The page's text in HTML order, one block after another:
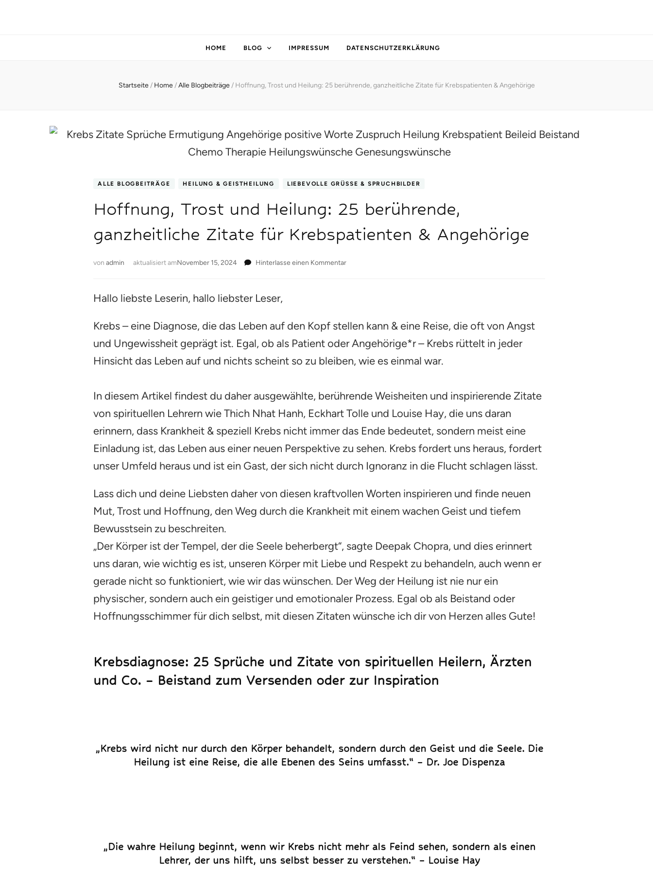
HOME BLOG IMPRESSUM DATENSCHUTZERKLÄRUNG
Startseite / Home/ Alle Blogbeiträge/ Hoffnung, Trost und Heilung: 25 berührende, ganzheitliche Zitate für Krebspatienten & Angehörige
ALLE BLOGBEITRÄGE HEILUNG & GEISTHEILUNG LIEBEVOLLE GRÜSSE & SPRUCHBILDER
Hoffnung, Trost und Heilung: 25 berührende,
ganzheitliche Zitate für Krebspatienten & Angehörige
von admin aktualisiert amNovember 15, 2024 Hinterlasse einen Kommentarzu
berührende,
Zitate
Krebspatienten
Hallo liebste Leserin, hallo liebster Leser,
Krebs – eine Diagnose, die das Leben auf den Kopf stellen kann & eine Reise, die oft von Angst
und Ungewissheit geprägt ist. Egal, ob als Patient oder Angehörige*r – Krebs rüttelt in jeder
Hinsicht das Leben auf und nichts scheint so zu bleiben, wie es einmal war.
In diesem Artikel findest du daher ausgewählte, berührende Weisheiten und inspirierende Zitate
von spirituellen Lehrern wie Thich Nhat Hanh, Eckhart Tolle und Louise Hay, die uns daran
erinnern, dass Krankheit & speziell Krebs nicht immer das Ende bedeutet, sondern meist eine
Einladung ist, das Leben aus einer neuen Perspektive zu sehen. Krebs fordert uns heraus, fordert
unser Umfeld heraus und ist ein Gast, der sich nicht durch Ignoranz in die Flucht schlagen lässt.
Lass dich und deine Liebsten daher von diesen kraftvollen Worten inspirieren und finde neuen
Mut, Trost und Hoffnung, den Weg durch die Krankheit mit einem wachen Geist und tiefem
Bewusstsein zu beschreiten.
„Der Körper ist der Tempel, der die Seele beherbergt“, sagte Deepak Chopra, und dies erinnert
uns daran, wie wichtig es ist, unseren Körper mit Liebe und Respekt zu behandeln, auch wenn er
gerade nicht so funktioniert, wie wir das wünschen. Der Weg der Heilung ist nie nur ein
physischer, sondern auch ein geistiger und emotionaler Prozess. Egal ob als Beistand oder
Hoffnungsschimmer für dich selbst, mit diesen Zitaten wünsche ich dir von Herzen alles Gute!
Krebsdiagnose: 25 Sprüche und Zitate von spirituellen Heilern, Ärzten
und Co. – Beistand zum Versenden oder zur Inspiration
„Krebs wird nicht nur durch den Körper behandelt, sondern durch den Geist und die Seele. Die
Heilung ist eine Reise, die alle Ebenen des Seins umfasst.“ – Dr. Joe Dispenza
„Die wahre Heilung beginnt, wenn wir Krebs nicht mehr als Feind sehen, sondern als einen
Lehrer, der uns hilft, uns selbst besser zu verstehen.“ – Louise Hay